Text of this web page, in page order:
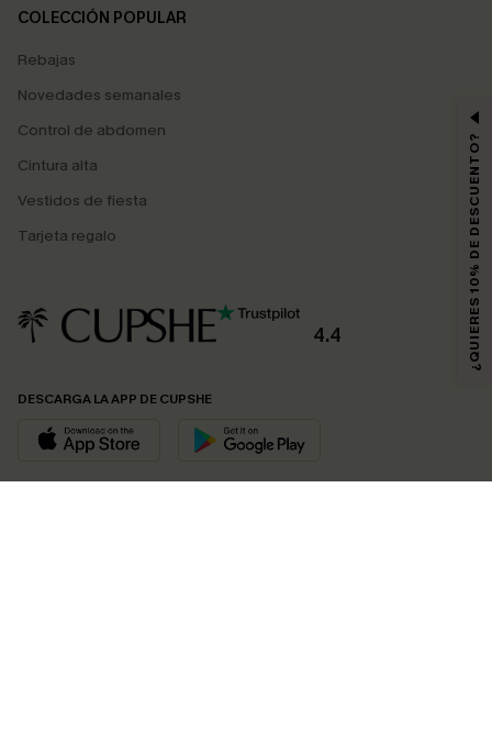
COLECCIÓN POPULAR
Rebajas
Novedades semanales
Control de abdomen
Cintura alta
Vestidos de fiesta
Tarjeta regalo
4.4
DESCARGA LA APP DE CUPSHE
¿QUIERES 10% DE DESCUENTO?